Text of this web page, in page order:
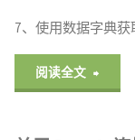
7、使用数据字典获
阅读全文